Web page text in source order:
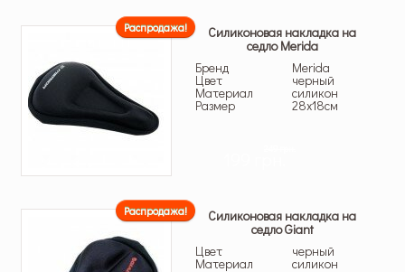
Распродажа! Силиконовая накладка на
седло Merida
Бренд
Merida
Цвет черный
Материал силикон
Размер 28х18см
Распродажа! Силиконовая накладка на
седло Giant
Цвет
черный
Материал силикон